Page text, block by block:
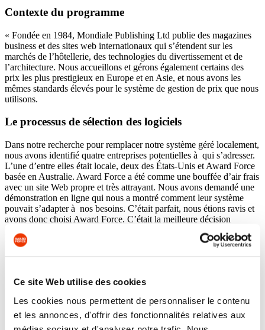
Ce site Web utilise des cookies
Les cookies nous permettent de personnaliser le contenu
et les annonces, d'offrir des fonctionnalités relatives aux
Contexte du programme
« Fondée en 1984, Mondiale Publishing Ltd publie des magazines
business et des sites web internationaux qui s’étendent sur les
marchés de l’hôtellerie, des technologies du divertissement et de
l’architecture. Nous accueillons et gérons également certains des
prix les plus prestigieux en Europe et en Asie, et nous avons les
mêmes standards élevés pour le système de gestion de prix que nous
utilisons.
Le processus de sélection des logiciels
Dans notre recherche pour remplacer notre système géré localement,
nous avons identifié quatre entreprises potentielles à qui s’adresser.
L’une d’entre elles était locale, deux des États-Unis et Award Force
basée en Australie. Award Force a été comme une bouffée d’air frais
avec un site Web propre et très attrayant. Nous avons demandé une
démonstration en ligne qui nous a montré comment leur système
pouvait s’adapter à nos besoins. C’était parfait, nous étions ravis et
avons donc choisi Award Force. C’était la meilleure décision
continue de l’être. Leur système est tellement intuitif et la mise en
place s’est faite avec une compréhension impressionnante de nos
Les résultats
La distance géographique entre nous s’est avérée totalement sans
conséquence car leur réactivité est exceptionnelle. Avec Award